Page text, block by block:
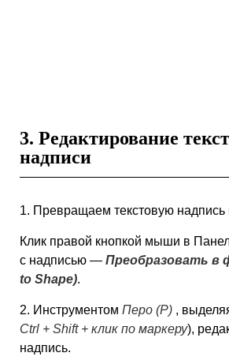
3. Редактирование
надписи
1. Превращаем текстовую
Клик правой кнопкой мыши в
с надписью — Преобразовать в
to Shape).
2. Инструментом Перо (P) ,
Ctrl + Shift + клик по маркеру),
надпись.